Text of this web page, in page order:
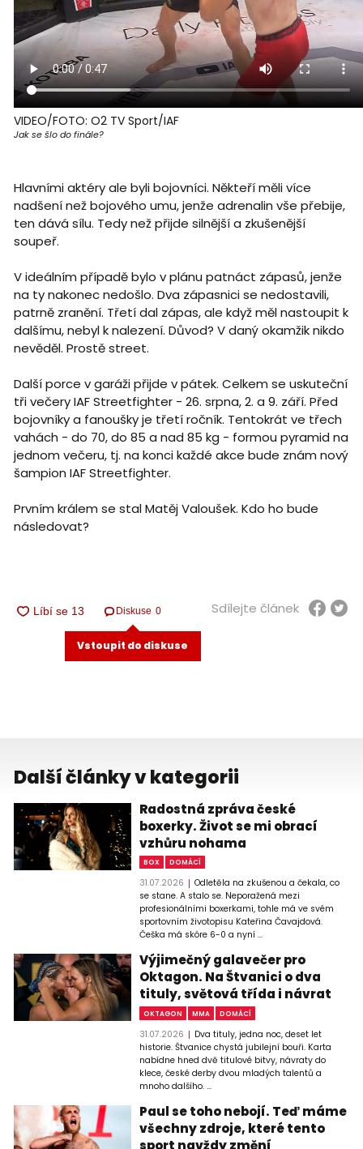
VIDEO/FOTO: O2 TV Sport/IAF
Jak se šlo do finále?
Hlavními aktéry ale byli bojovníci. Někteří měli více
nadšení než bojového umu, jenže adrenalin vše přebije,
ten dává sílu. Tedy než přijde silnější a zkušenější
soupeř.
V ideálním případě bylo v plánu patnáct zápasů, jenže
na ty nakonec nedošlo. Dva zápasnici se nedostavili,
patrně zranění. Třetí dal zápas, ale když měl nastoupit k
dalšímu, nebyl k nalezení. Důvod? V daný okamžik nikdo
nevěděl. Prostě street.
Další porce v garáži přijde v pátek. Celkem se uskuteční
tři večery IAF Streetfighter - 26. srpna, 2. a 9. září. Před
bojovníky a fanoušky je třetí ročník. Tentokrát ve třech
vahách - do 70, do 85 a nad 85 kg - formou pyramid na
jednom večeru, tj. na konci každé akce bude znám nový
šampion IAF Streetfighter.
Prvním králem se stal Matěj Valoušek. Kdo ho bude
následovat?
Diskuse 0
Vstoupit do diskuse
Sdílejte článek
Další články v kategorii
Radostná zpráva české
boxerky. Život se mi obrací
vzhůru nohama
BOX DOMÁCÍ
31.07.2026
Odletěla na zkušenou a čekala, co
se stane. A stalo se. Neporažená mezi
profesionálními boxerkami, tohle má ve svém
sportovním životopisu Kateřina Čavajdová.
Češka má skóre 6-0 a nyní ...
Výjimečný galavečer pro
Oktagon. Na Štvanici o dva
tituly, světová třída i návrat
OKTAGON MMA DOMÁCÍ
31.07.2026
Dva tituly, jedna noc, deset let
historie. Štvanice chystá jubilejní bouři. Karta
nabídne hned dvě titulové bitvy, návraty do
klece, české derby dvou mladých talentů a
mnoho dalšího. ...
Paul se toho nebojí. Teď máme
všechny zdroje, které tento
sport navždy změní